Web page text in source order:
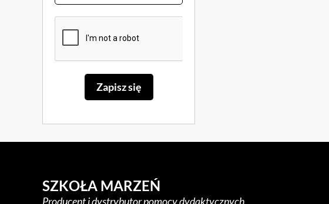
SZKOŁA MARZEŃ
Producent i dystrybutor pomocy dydaktycznych